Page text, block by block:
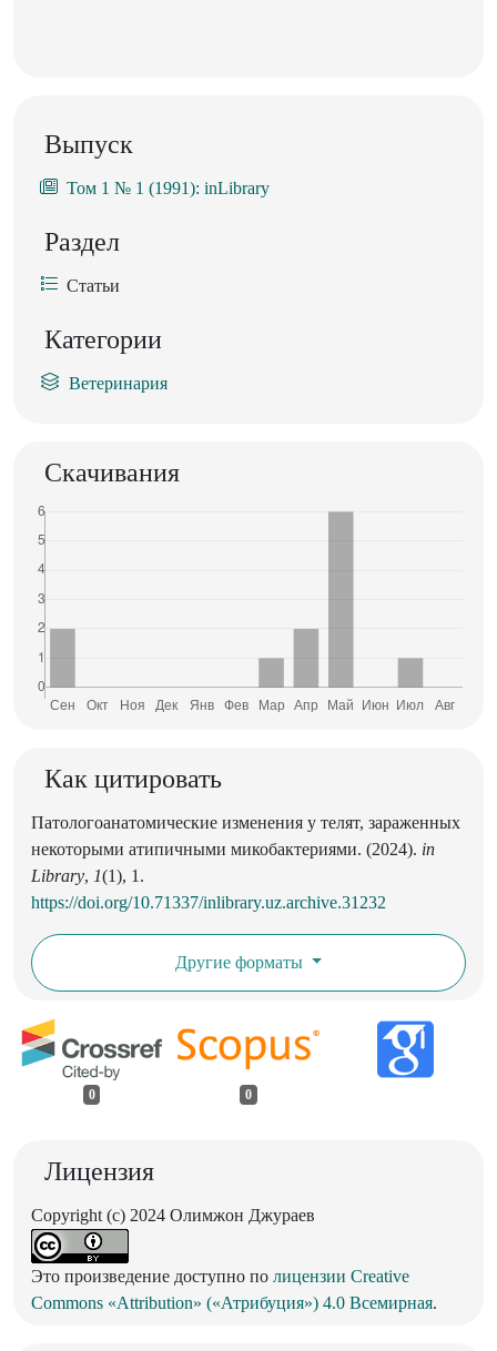
Выпуск
Том 1 № 1 (1991): inLibrary
Раздел
Статьи
Категории
Ветеринария
Скачивания
Как цитировать
Патологоанатомические изменения у телят, зараженных
некоторыми атипичными микобактериями. (2024). in
Library, 1(1), 1.
https://doi.org/10.71337/inlibrary.uz.archive.31232
Другие форматы
0 0
Лицензия
Copyright (c) 2024 Олимжон Джураев
Это произведение доступно по лицензии Creative
Commons «Attribution» («Атрибуция») 4.0 Всемирная.